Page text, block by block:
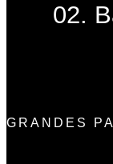
02.
GRANDES